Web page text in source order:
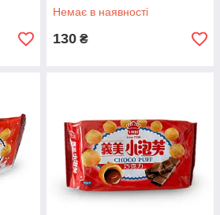
Немає в наявності
130 ₴